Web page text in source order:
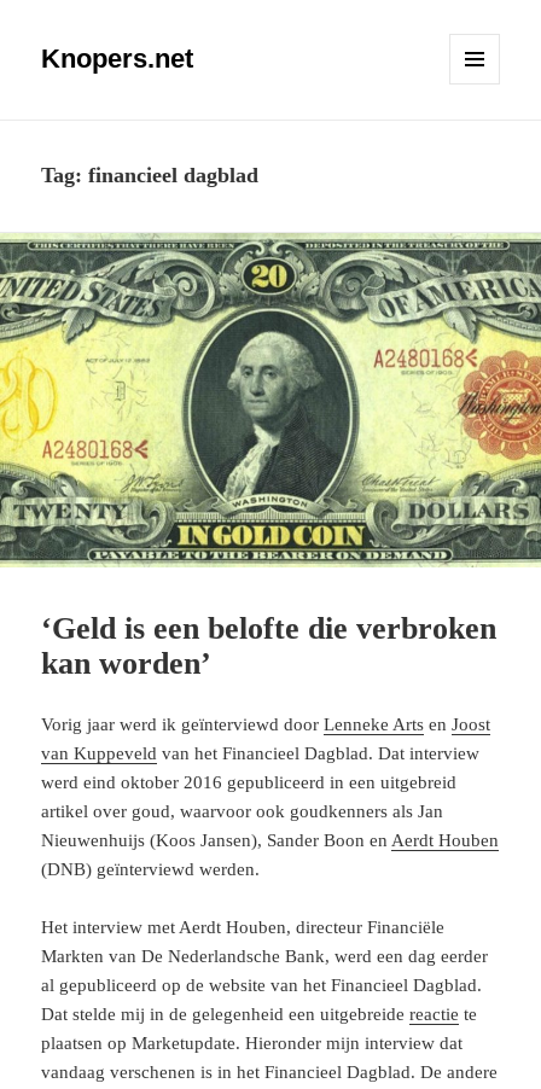
Knopers.net
Tag:financieel dagblad
‘Geld is een belofte die verbroken
kan worden’
Vorig jaar werd ik geïnterviewd doorLenneke Arts enJoost
van Kuppeveld van het Financieel Dagblad. Dat interview
werd eind oktober 2016 gepubliceerd in een uitgebreid
artikel over goud, waarvoor ook goudkenners als Jan
Nieuwenhuijs (Koos Jansen), Sander Boon en Aerdt Houben
(DNB) geïnterviewd werden.
Het interview met Aerdt Houben, directeur Financiële
Markten van De Nederlandsche Bank, werd een dag eerder
al gepubliceerd op de website van het Financieel Dagblad.
Dat stelde mij in de gelegenheid een uitgebreidereactie te
plaatsen op Marketupdate. Hieronder mijn interview dat
vandaag verschenen is in het Financieel Dagblad. De andere